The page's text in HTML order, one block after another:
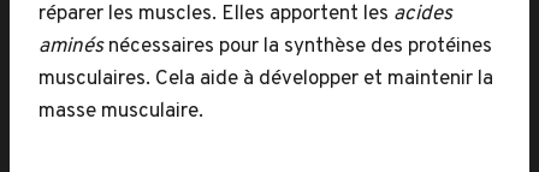
réparer les muscles. Elles apportent les acides
aminésnécessaires pour la synthèse des protéines
musculaires. Cela aide à développer et maintenir la
masse musculaire.